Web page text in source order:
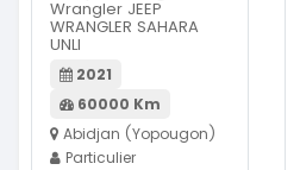
Wrangler JEEP
WRANGLER SAHARA
UNLI
2021
60000 Km
Abidjan (Yopougon)
Particulier